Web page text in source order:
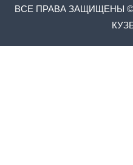
ВСЕ ПРАВА ЗАЩИЩЕНЫ ©